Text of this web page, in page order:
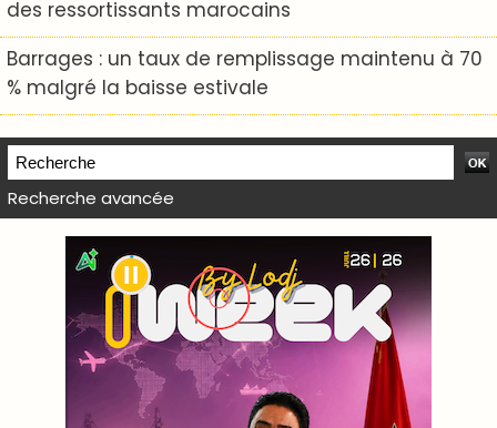
des ressortissants marocains
Barrages : un taux de remplissage maintenu à 70
% malgré la baisse estivale
Recherche avancée
WEB TV LODJ24 : Youtube, kick et twitch
Plein écran